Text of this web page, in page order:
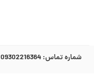
شماره تماس:09302216364 واتساپ فروش